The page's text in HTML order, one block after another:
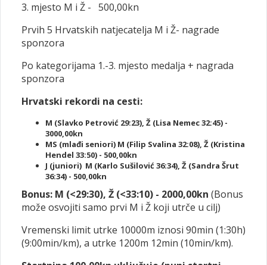
3. mjesto M i Ž - 500,00kn
Prvih 5 Hrvatskih natjecatelja M i Ž- nagrade
sponzora
Po kategorijama 1.-3. mjesto medalja + nagrada
sponzora
Hrvatski rekordi na cesti:
M (Slavko Petrović 29:23), Ž (Lisa Nemec 32:45) -
3000,00kn
MS (mlađi seniori) M (Filip Svalina 32:08), Ž (Kristina
Hendel 33:50) - 500,00kn
J (juniori) M (Karlo Sušilović 36:34), Ž (Sandra Šrut
36:34) - 500,00kn
Bonus: M (<29:30), Ž (<33:10) - 2000,00kn (Bonus
može osvojiti samo prvi M i Ž koji utrče u cilj)
Vremenski limit utrke 10000m iznosi 90min (1:30h)
(9:00min/km), a utrke 1200m 12min (10min/km).